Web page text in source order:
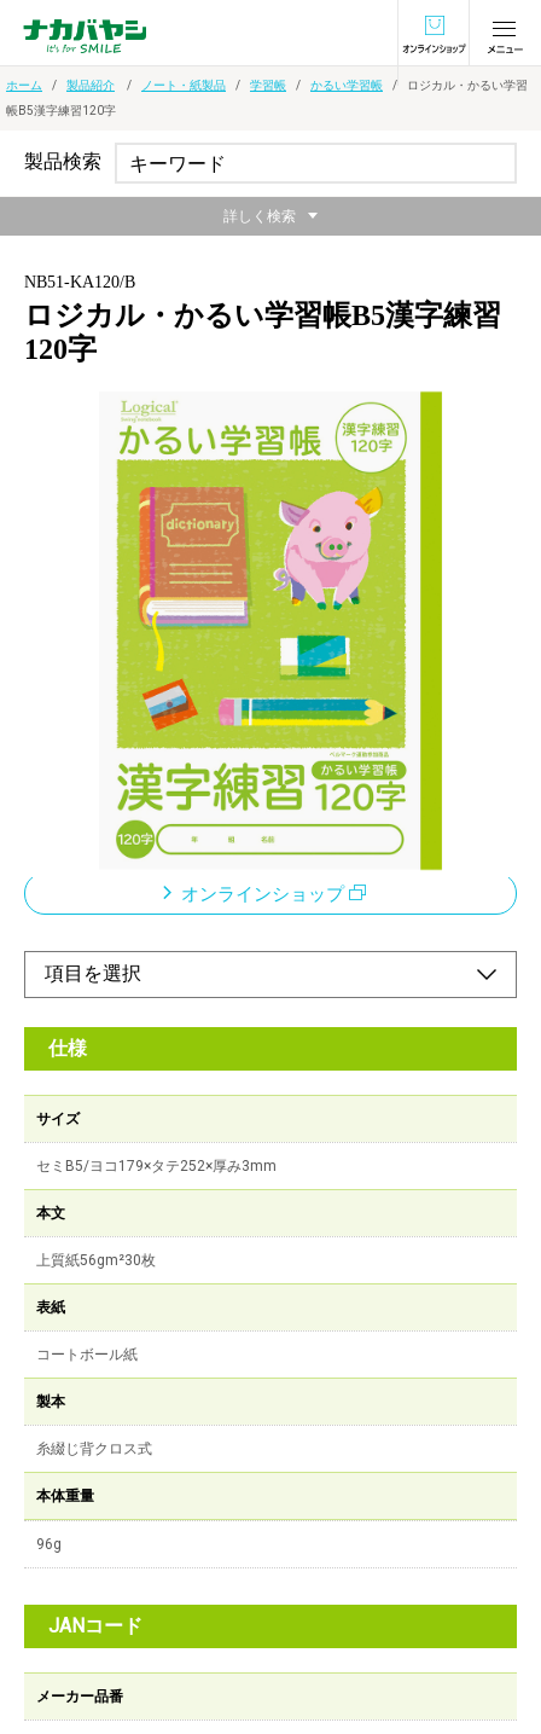
オンラインショ
ホーム 製品紹介 ノート・紙製品 学習帳 かるい学習帳
ロジカル・かるい学習
帳B5漢字練習120字
NB51-KA120/B
ロジカル・かるい学習帳B5漢字練習
120字
ノートが軽いと心も軽い！厚みが同じで軽い
メーカー希望小売価格：
+ 税
科目の増加など、荷物が多くなる、小学校・中高学年向けノート
従来商品より約20％軽量化。本文には厚みはそのまま裏うつりは
従来品と同様。ベルマーク運動参加商品このノートの売り上げの
一部は「あしなが育英会」に寄付されます真ん中が幅広になった
ブルー罫線の英習罫
オンラインショップ
仕様
サイズ
セミB5/ヨコ179×タテ252×厚み3mm
本文
上質紙56gm²30枚
表紙
コートボール紙
製本
糸綴じ背クロス式
本体重量
96g
JANコード
メーカー品番
製品検索
詳しく検索